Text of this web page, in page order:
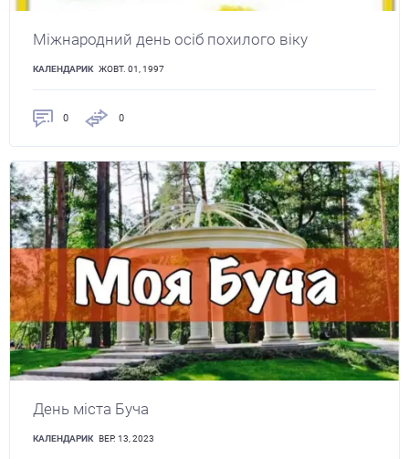
Міжнародний день осіб похилого віку
КАЛЕНДАРИК ЖОВТ. 01, 1997
0 0
День міста Буча
КАЛЕНДАРИК ВЕР. 13, 2023